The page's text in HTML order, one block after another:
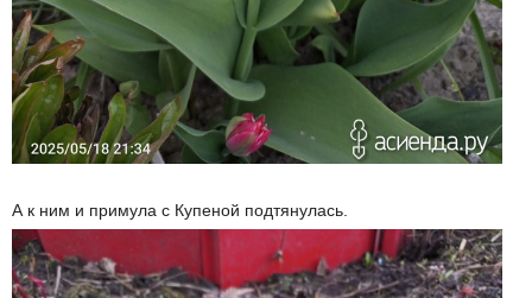
А к ним и примула с Купеной подтянулась.